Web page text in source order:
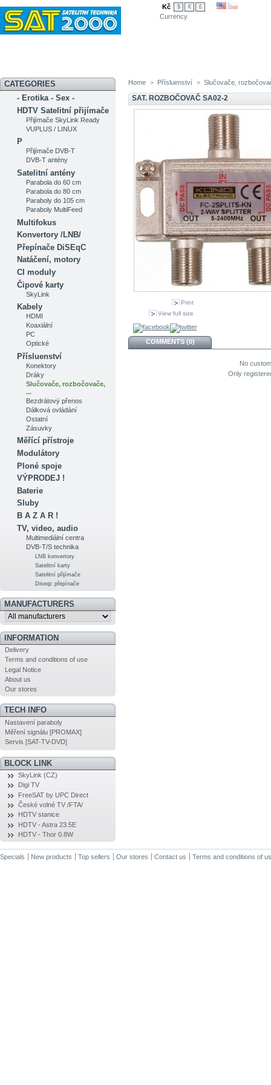
Kč $ € £
Currency
CATEGORIES
- Erotika - Sex -
HDTV Satelitní přijímače
Přijímače SkyLink Ready
VUPLUS / LINUX
P
Přijímače DVB-T
DVB-T antény
Satelitní antény
Parabola do 60 cm
Parabola do 80 cm
Paraboly do 105 cm
Paraboly MultiFeed
Multifokus
Konvertory /LNB/
Přepínače DiSEqC
Natáčení, motory
CI moduly
Čipové karty
SkyLink
Kabely
HDMI
Koaxiální
PC
Optické
Přísluenství
Konektory
Dráky
Slučovače, rozbočovače,
...
Bezdrátový přenos
Dálková ovládání
Ostatní
Zásuvky
Měřící přístroje
Modulátory
Ploné spoje
VÝPRODEJ !
Baterie
Sluby
B A Z A R !
TV, video, audio
Multimediální centra
DVB-T/S technika
LNB konvertory
Satelitní karty
Satelitní přijímače
Diseqc přepínače
MANUFACTURERS
INFORMATION
Delivery
Terms and conditions of use
Legal Notice
About us
Our stores
TECH INFO
Nastavení paraboly
Měření signálu [PROMAX]
Servis [SAT-TV-DVD]
BLOCK LINK
SkyLink (CZ)
Digi TV
FreeSAT by UPC Direct
České volné TV /FTA/
HDTV stanice
HDTV - Astra 23.5E
HDTV - Thor 0.8W
Home > Přísluenství > Slučovače,
SAT. ROZBOČOVAČ SA02-2
Print
View full size
COMMENTS (0)
No
Only
Specials New products Top sellers Our stores Contact us Terms and conditions of